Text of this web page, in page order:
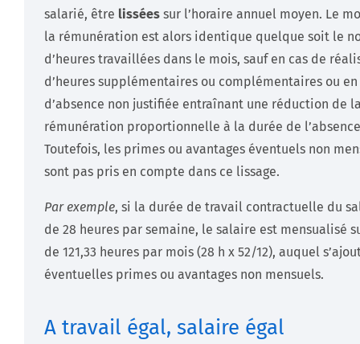
salarié, être lissées sur l’horaire annuel moyen. Le
la rémunération est alors identique quelque soit le
d’heures travaillées dans le mois, sauf en cas de
d’heures supplémentaires ou complémentaires ou en
d’absence non justifiée entraînant une réduction de
rémunération proportionnelle à la durée de
Toutefois, les primes ou avantages éventuels non
sont pas pris en compte dans ce lissage.
Par exemple, si la durée de travail contractuelle du
de 28 heures par semaine, le salaire est mensualisé
de 121,33 heures par mois (28 h x 52/12), auquel
éventuelles primes ou avantages non mensuels.
A travail égal, salaire égal